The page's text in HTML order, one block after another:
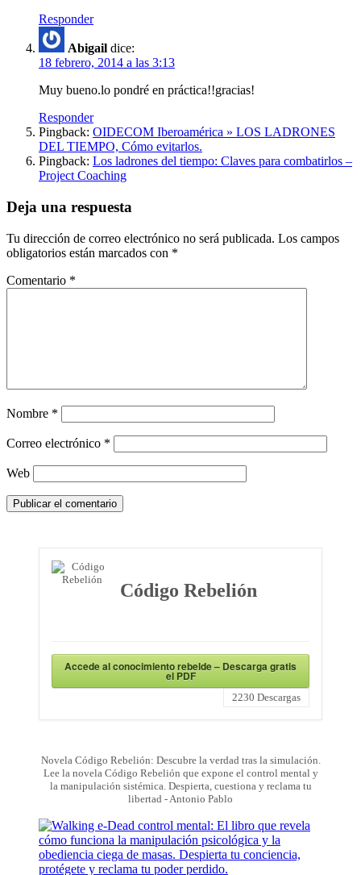
Responder
Abigail dice:
18 febrero, 2014 a las 3:13
Muy bueno.lo pondré en práctica!!gracias!
Responder
Pingback: OIDECOM Iberoamérica » LOS LADRONES
DEL TIEMPO, Cómo evitarlos.
Pingback: Los ladrones del tiempo: Claves para combatirlos –
Project Coaching
Deja una respuesta
Tu dirección de correo electrónico no será publicada. Los campos
obligatorios están marcados con *
Comentario *
Nombre *
Correo electrónico *
Web
Código Rebelión
Accede al conocimiento rebelde – Descarga gratis
el PDF
2230 Descargas
Novela Código Rebelión: Descubre la verdad tras la simulación.
Lee la novela Código Rebelión que expone el control mental y
la manipulación sistémica. Despierta, cuestiona y reclama tu
libertad - Antonio Pablo